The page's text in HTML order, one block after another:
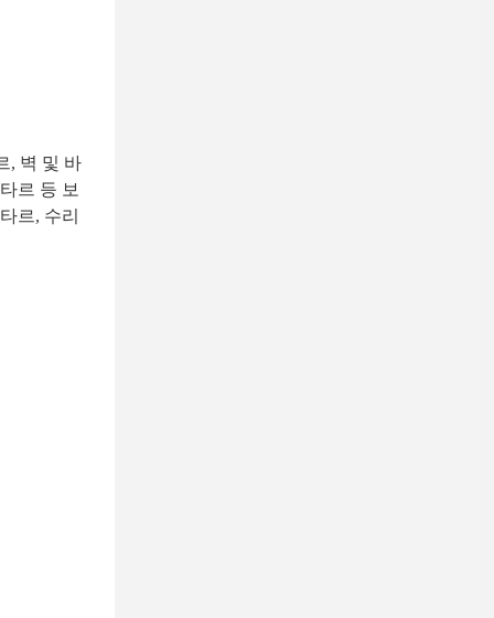
, 벽 및 바
르 등 보
르, 수리